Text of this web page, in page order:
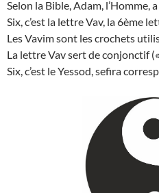
Selon la Bible, Adam, l’Homme,
Six, c’est la lettre Vav, la 6ème
Les Vavim sont les crochets
La lettre Vav sert de conjonctif
Six, c’est le Yessod, sefira